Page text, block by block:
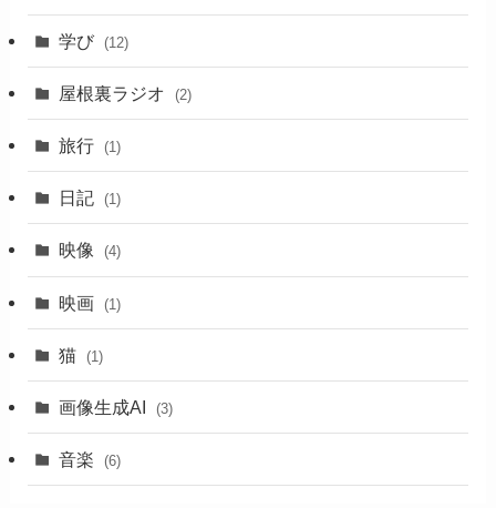
学び (12)
屋根裏ラジオ (2)
旅行 (1)
日記 (1)
映像 (4)
映画 (1)
猫 (1)
画像生成AI (3)
音楽 (6)